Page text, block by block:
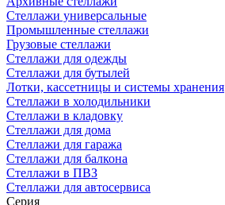
Стеллажи универсальные
Промышленные стеллажи
Грузовые стеллажи
Стеллажи для одежды
Стеллажи для бутылей
Лотки, кассетницы и системы хранения
Стеллажи в холодильники
Стеллажи в кладовку
Стеллажи для дома
Стеллажи для гаража
Стеллажи для балкона
Стеллажи в ПВЗ
Стеллажи для автосервиса
Серия